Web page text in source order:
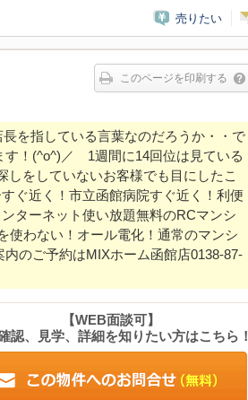
売りたい
このページを印刷する
指している言葉なのだろうか・・で
！(^o^)／ 1週間に14回位は見ている
をしていないお客様でも目にしたこ
ぐ近く！市立函館病院すぐ近く！利便
ターネット使い放題無料のRCマンシ
使わない！オール電化！通常のマンシ
のご予約はMIXホーム函館店0138‐87‐
【WEB面談可】
認、見学、詳細を知りたい方はこちら！